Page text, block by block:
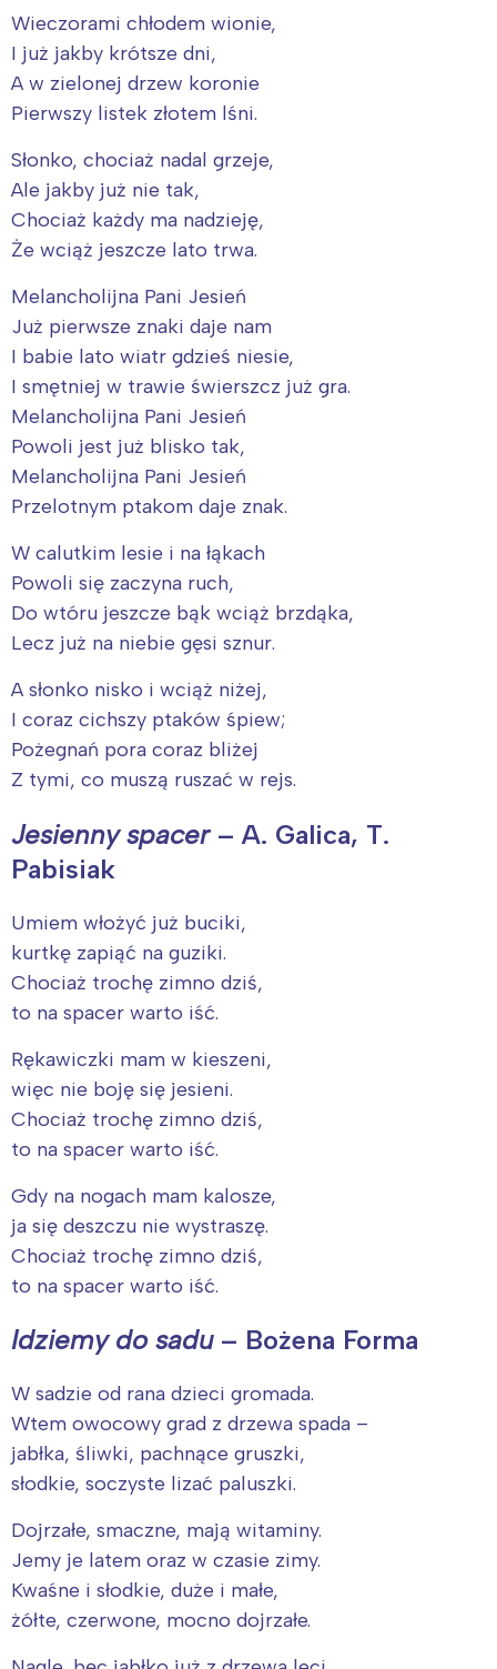
Wieczorami chłodem wionie,
I już jakby krótsze dni,
A w zielonej drzew koronie
Pierwszy listek złotem lśni.
Słonko, chociaż nadal grzeje,
Ale jakby już nie tak,
Chociaż każdy ma nadzieję,
Że wciąż jeszcze lato trwa.
Melancholijna Pani Jesień
Już pierwsze znaki daje nam
I babie lato wiatr gdzieś niesie,
I smętniej w trawie świerszcz już gra.
Melancholijna Pani Jesień
Powoli jest już blisko tak,
Melancholijna Pani Jesień
Przelotnym ptakom daje znak.
W calutkim lesie i na łąkach
Powoli się zaczyna ruch,
Do wtóru jeszcze bąk wciąż brzdąka,
Lecz już na niebie gęsi sznur.
A słonko nisko i wciąż niżej,
I coraz cichszy ptaków śpiew;
Pożegnań pora coraz bliżej
Z tymi, co muszą ruszać w rejs.
Jesienny spacer– A. Galica, T.
Pabisiak
Umiem włożyć już buciki,
kurtkę zapiąć na guziki.
Chociaż trochę zimno dziś,
to na spacer warto iść.
Rękawiczki mam w kieszeni,
więc nie boję się jesieni.
Chociaż trochę zimno dziś,
to na spacer warto iść.
Gdy na nogach mam kalosze,
ja się deszczu nie wystraszę.
Chociaż trochę zimno dziś,
to na spacer warto iść.
Idziemy do sadu– Bożena Forma
W sadzie od rana dzieci gromada.
Wtem owocowy grad z drzewa spada –
jabłka, śliwki, pachnące gruszki,
słodkie, soczyste lizać paluszki.
Dojrzałe, smaczne, mają witaminy.
Jemy je latem oraz w czasie zimy.
Kwaśne i słodkie, duże i małe,
żółte, czerwone, mocno dojrzałe.